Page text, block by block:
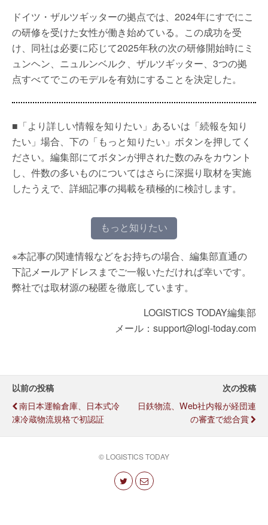
ドイツ・ザルツギッターの拠点では、2024年にすでにこ
の研修を受けた女性が働き始めている。この成功を受
け、同社は必要に応じて2025年秋の次の研修開始時にミ
ュンヘン、ニュルンベルク、ザルツギッター、3つの拠
点すべてでこのモデルを有効にすることを決定した。
■「より詳しい情報を知りたい」あるいは「続報を知り
たい」場合、下の「もっと知りたい」ボタンを押してく
ださい。編集部にてボタンが押された数のみをカウント
し、件数の多いものについてはさらに深掘り取材を実施
したうえで、詳細記事の掲載を積極的に検討します。
もっと知りたい
※本記事の関連情報などをお持ちの場合、編集部直通の
下記メールアドレスまでご一報いただければ幸いです。
弊社では取材源の秘匿を徹底しています。
LOGISTICS TODAY編集部
メール：support@logi-today.com
以前の投稿
南日本運輸倉庫、日本式冷
凍冷蔵物流規格で初認証
次の投稿
日鉄物流、Web社内報が経団連
の審査で総合賞
© LOGISTICS TODAY